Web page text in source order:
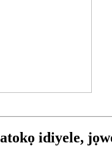
idiyele,